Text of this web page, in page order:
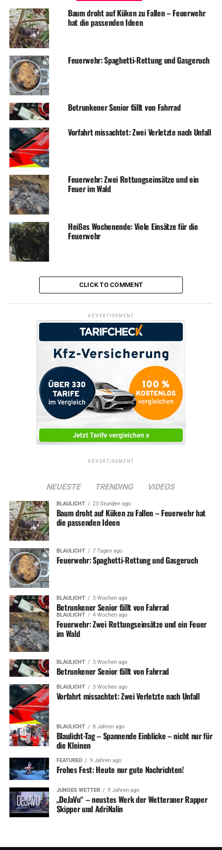
Symbolfoto / Archiv: Feuerwehr Herdecke
RELATED TOPICS:
WETTER
UP NEXT
„Nussknacker“-Stück begeistert Oberlinschüler
DON'T MISS
Trickreiche Taschendiebe im Supermarkt
Baum droht auf Küken zu Fallen – Feuerwehr
hat die passenden Ideen
Feuerwehr: Spaghetti-Rettung und Gasgeruch
Betrunkener Senior fällt von Fahrrad
Vorfahrt missachtet: Zwei Verletzte nach Unfall
Feuerwehr: Zwei Rettungseinsätze und ein
Feuer im Wald
Heißes Wochenende: Viele Einsätze für die
Feuerwehr
CLICK TO COMMENT
ADVERTISEMENT
ADVERTISEMENT
NEUESTE TRENDING VIDEOS
BLAULICHT 23 Stunden ago
Baum droht auf Küken zu Fallen – Feuerwehr hat
die passenden Ideen
BLAULICHT 7 Tagen ago
Feuerwehr: Spaghetti-Rettung und Gasgeruch
BLAULICHT 3 Wochen ago
Betrunkener Senior fällt von Fahrrad
BLAULICHT 4 Wochen ago
Feuerwehr: Zwei Rettungseinsätze und ein Feuer
im Wald
BLAULICHT 3 Wochen ago
Betrunkener Senior fällt von Fahrrad
BLAULICHT 3 Wochen ago
Vorfahrt missachtet: Zwei Verletzte nach Unfall
BLAULICHT 8 Jahren ago
Blaulicht-Tag – Spannende Einblicke – nicht nur für
die Kleinen
FEATURED 9 Jahren ago
Frohes Fest: Heute nur gute Nachrichten!
JUNGES WETTER 9 Jahren ago
„DeJaVu“ – neustes Werk der Wetteraner Rapper
Skipper und AdriNalin